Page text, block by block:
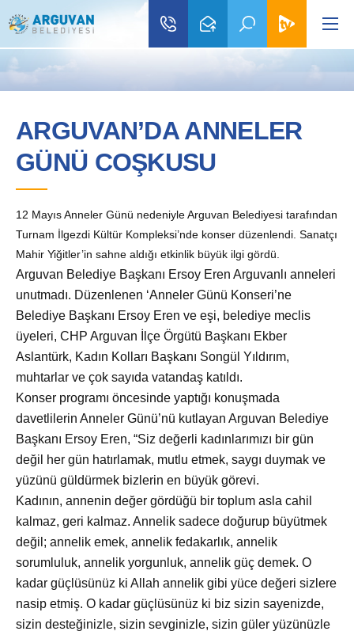
ARGUVAN’DA ANNELER
GÜNÜ COŞKUSU
12 Mayıs Anneler Günü nedeniyle Arguvan Belediyesi tarafından
Turnam İlgezdi Kültür Kompleksi’nde konser düzenlendi. Sanatçı
Mahir Yiğitler’in sahne aldığı etkinlik büyük ilgi gördü.
Arguvan Belediye Başkanı Ersoy Eren Arguvanlı anneleri
unutmadı. Düzenlenen ‘Anneler Günü Konseri’ne
Belediye Başkanı Ersoy Eren ve eşi, belediye meclis
üyeleri, CHP Arguvan İlçe Örgütü Başkanı Ekber
Aslantürk, Kadın Kolları Başkanı Songül Yıldırım,
muhtarlar ve çok sayıda vatandaş katıldı.
Konser programı öncesinde yaptığı konuşmada
davetlilerin Anneler Günü’nü kutlayan Arguvan Belediye
Başkanı Ersoy Eren, “Siz değerli kadınlarımızı bir gün
değil her gün hatırlamak, mutlu etmek, saygı duymak ve
yüzünü güldürmek bizlerin en büyük görevi.
Kadının, annenin değer gördüğü bir toplum asla cahil
kalmaz, geri kalmaz. Annelik sadece doğurup büyütmek
değil; annelik emek, annelik fedakarlık, annelik
sorumluluk, annelik yorgunluk, annelik güç demek. O
kadar güçlüsünüz ki Allah annelik gibi yüce değeri sizlere
nasip etmiş. O kadar güçlüsünüz ki biz sizin sayenizde,
sizin desteğinizle, sizin sevginizle, sizin güler yüzünüzle